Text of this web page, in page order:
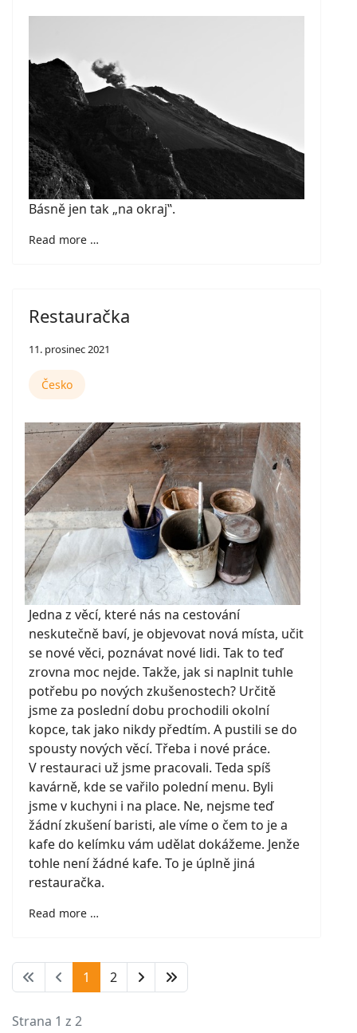
Básně jen tak „na okraj‟.
Read more …
Restauračka
11. prosinec 2021
Česko
Jedna z věcí, které nás na cestování
neskutečně baví, je objevovat nová místa, učit
se nové věci, poznávat nové lidi. Tak to teď
zrovna moc nejde. Takže, jak si naplnit tuhle
potřebu po nových zkušenostech? Určitě
jsme za poslední dobu prochodili okolní
kopce, tak jako nikdy předtím. A pustili se do
spousty nových věcí. Třeba i nové práce.
V restauraci už jsme pracovali. Teda spíš
kavárně, kde se vařilo polední menu. Byli
jsme v kuchyni i na place. Ne, nejsme teď
žádní zkušení baristi, ale víme o čem to je a
kafe do kelímku vám udělat dokážeme. Jenže
tohle není žádné kafe. To je úplně jiná
restauračka.
Read more …
1 2
Strana 1 z 2